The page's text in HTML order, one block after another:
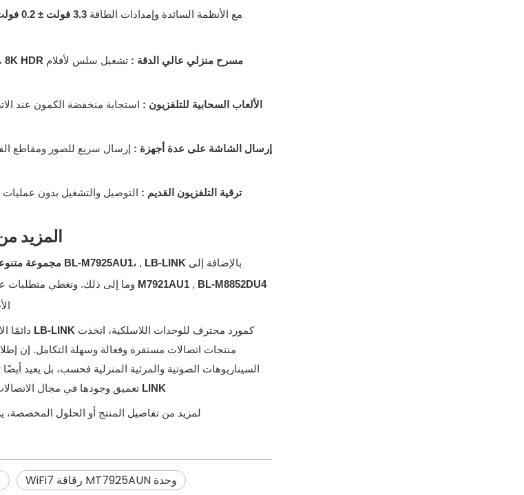
مع الأنظمة السائدة وإمدادات الطاقة 3.3 فولت ± 0.2 فولت
مسرح منزلي عالي الدقة : تشغيل سلس لأفلام 8K HDR
الألعاب السحابية للتلفزيون :
استجابة منخفضة الكمون عند
إرسال الشاشة على عدة أجهزة : إرسال سريع للصور ومقاطع
ترقية التلفزيون القديم :
التوصيل والتشغيل بدون
المزيد
بالإضافة إلى BL-M7925AU1، , LB-LINK مجموعة متنوعة من منتجات الوحدات اللاسلكية الاحترافية، بما في ذلك
M7921AU1 , BL-M8852DU4
وما إلى ذلك. وتغطي متطلبات
كمورد محترف للوحدات اللاسلكية، اتخذت LB-LINK دائمًا
منتجات اتصالات مستقرة وفعالة وسهلة التكامل. إن
السيناريوهات الصوتية والمرئية المنزلية فحسب، بل يعيد
LINK تعميق وجودها في مجال
لمزيد من تفاصيل المنتج أو الحلول المخصصة،
وحدة MT7925AUN رقاقة WiFi7